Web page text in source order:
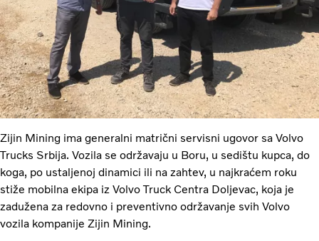
Zijin Mining ima generalni matrični servisni ugovor sa Volvo
Trucks Srbija. Vozila se održavaju u Boru, u sedištu kupca, do
koga, po ustaljenoj dinamici ili na zahtev, u najkraćem roku
stiže mobilna ekipa iz Volvo Truck Centra Doljevac, koja je
zadužena za redovno i preventivno održavanje svih Volvo
vozila kompanije Zijin Mining.